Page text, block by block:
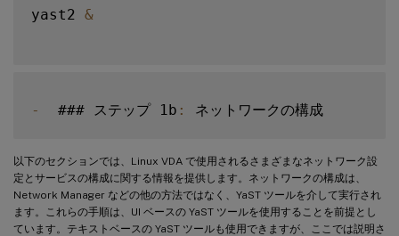
yast2 &
-
  ### ステップ 1b
:
以下のセクションでは、Linux VDA で使用されるさまざまなネットワーク設
定とサービスの構成に関する情報を提供します。ネットワークの構成は、
Network Manager などの他の方法ではなく、YaST ツールを介して実行され
ます。これらの手順は、UI ベースの YaST ツールを使用することを前提とし
ています。テキストベースの YaST ツールも使用できますが、ここでは説明さ